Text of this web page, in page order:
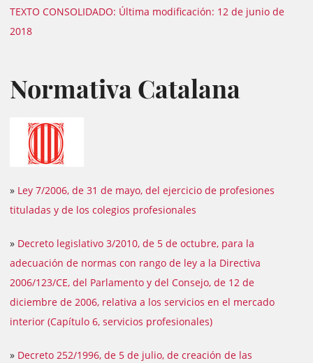
TEXTO CONSOLIDADO: Última modificación: 12 de junio de
2018
Normativa Catalana
» Ley 7/2006, de 31 de mayo, del ejercicio de profesiones
tituladas y de los colegios profesionales
» Decreto legislativo 3/2010, de 5 de octubre, para la
adecuación de normas con rango de ley a la Directiva
2006/123/CE, del Parlamento y del Consejo, de 12 de
diciembre de 2006, relativa a los servicios en el mercado
interior (Capítulo 6, servicios profesionales)
» Decreto 252/1996, de 5 de julio, de creación de las